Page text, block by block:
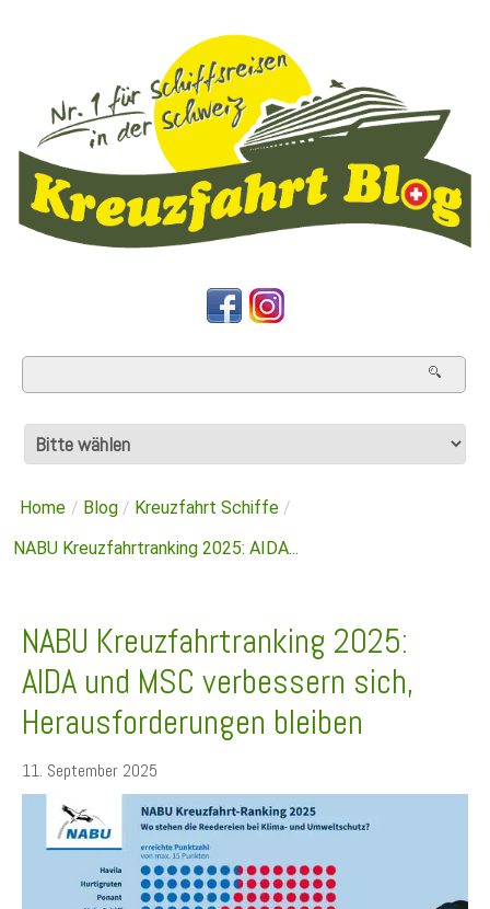
Home / Blog / Kreuzfahrt Schiffe /
NABU Kreuzfahrtranking 2025: AIDA...
NABU Kreuzfahrtranking 2025:
AIDA und MSC verbessern sich,
Herausforderungen bleiben
11. September 2025